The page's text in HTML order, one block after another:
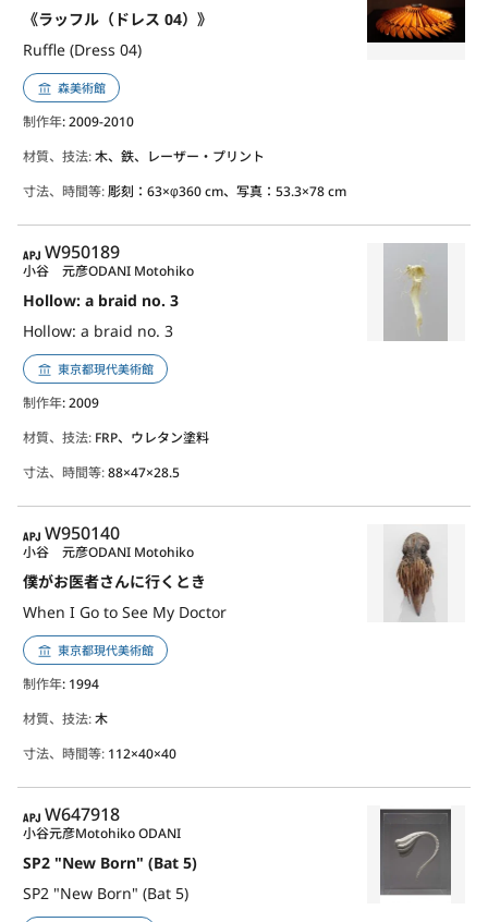
《ラッフル（ドレス 04）》
Ruffle (Dress 04)
森美術館
制作年: 2009-2010
材質、技法:木、鉄、レーザー・プリント
寸法、時間等:彫刻：63×φ360 cm、写真：53.3×78 cm
APJ
W950189
Hollow: a braid no. 3
Hollow: a braid no. 3
小谷 元彦ODANI Motohiko
東京都現代美術館
制作年: 2009
材質、技法: FRP、ウレタン塗料
寸法、時間等:88×47×28.5
APJ
W950140
僕がお医者さんに行くとき
When I Go to See My Doctor
小谷 元彦ODANI Motohiko
東京都現代美術館
制作年: 1994
材質、技法:木
寸法、時間等: 112×40×40
APJ
W647918
SP2 "New Born" (Bat 5)
SP2 "New Born" (Bat 5)
小谷元彦Motohiko ODANI